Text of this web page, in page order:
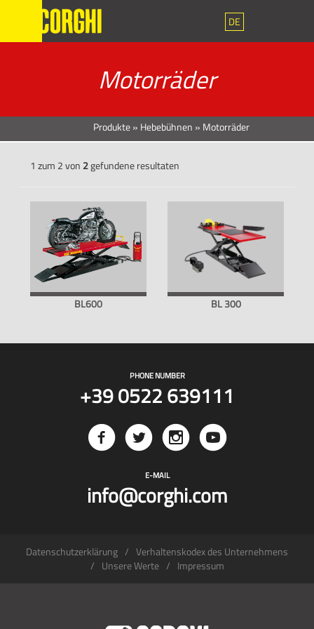
DE
Motorräder
Produkte» Hebebühnen » Motorräder
1 zum 2 von 2gefundene resultaten
BL600 BL 300
PHONE NUMBER
+39 0522 639111
E-MAIL
info@corghi.com
Datenschutzerklärung
Verhaltenskodex des Unternehmens
Unsere Werte
Impressum